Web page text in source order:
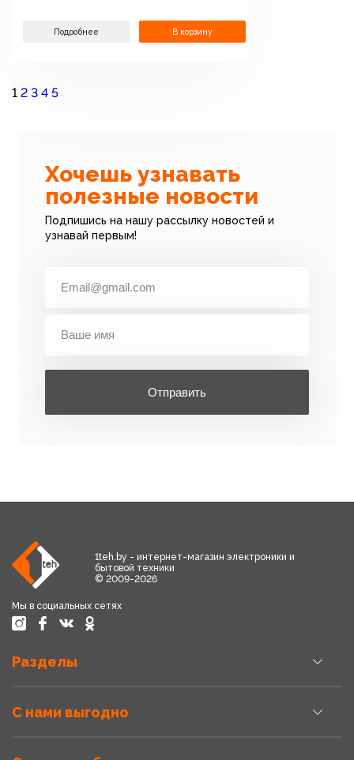
Подробнее В корзину
1 2 3 4 5
Хочешь узнавать
полезные новости
Подпишись на нашу рассылку новостей и
узнавай первым!
Отправить
1teh.by - интернет-магазин электроники и
бытовой техники
© 2009-2026
Мы в социальных сетях
Разделы
С нами выгодно